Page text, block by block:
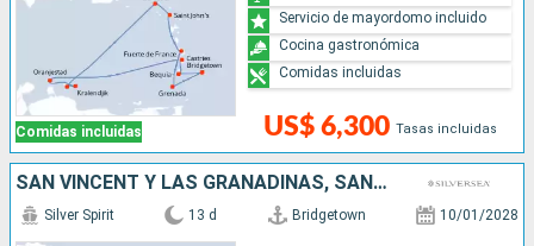
Comidas incluidas US$ 6,300 Tasas incluidas
Servicio de mayordomo incluido
Cocina gastronómica
Comidas incluidas
SAN VINCENT Y LAS GRANADINAS, SANTA LUCIA, ARUBA, FRANCIA, ANTIGUA Y BARBUDA, GRENADA, BARBADOS
Silver Spirit 13 d Bridgetown 10/01/2028